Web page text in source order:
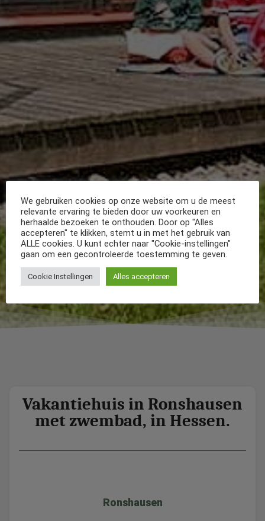
Vakantiehuis in Ronshausen
met zwembad, in Hessen.
Ronshausen
We gebruiken cookies op onze website om u de meest
relevante ervaring te bieden door uw voorkeuren en
herhaalde bezoeken te onthouden. Door op "Alles
accepteren" te klikken, stemt u in met het gebruik van
ALLE cookies. U kunt echter naar "Cookie-instellingen"
gaan om een gecontroleerde toestemming te geven.
Cookie Instellingen Alles accepteren